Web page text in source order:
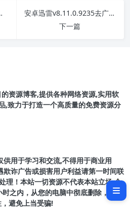
锁VIP版
安卓迅雷v8.11.0.9235去广告会员版
下一篇
件介绍
件截图
资源博客,提供各种网络资源,实用软
,致力于打造一个高质量的免费资源分
用于学习和交流,不得用于商业用
诈广告或损害用户利益请第一时间联
理！本站一切资源不代表本站立场,全
之内，从您的电脑中彻底删除，请玩
避免上当受骗!